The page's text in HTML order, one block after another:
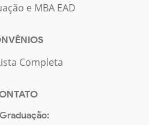
e MBA EAD
Completa